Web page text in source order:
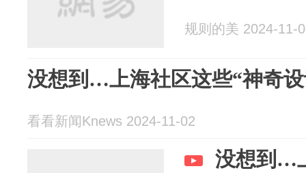
规则的美 2024-11-
没想到…上海社区这些“神奇
看看新闻Knews 2024-11-02
没想到…